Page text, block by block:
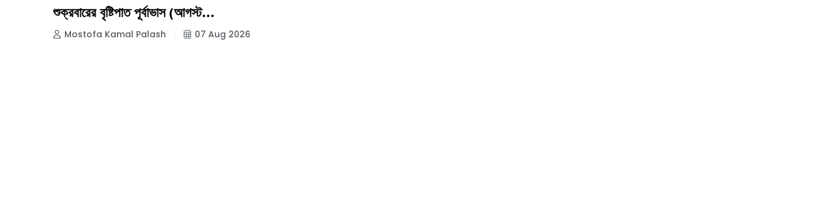
শুক্রবারের বৃষ্টিপাত পূর্বাভাস (আগস্ট...
Mostofa Kamal Palash
07 Aug 2026